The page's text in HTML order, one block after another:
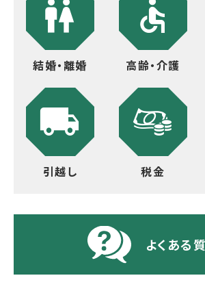
結婚・離婚 高齢・介護
引越し 税金
よくある